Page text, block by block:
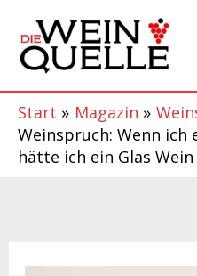
Inhalt
springen
Start Magazin
Weinspruch: Wenn ich
hätte ich ein Glas